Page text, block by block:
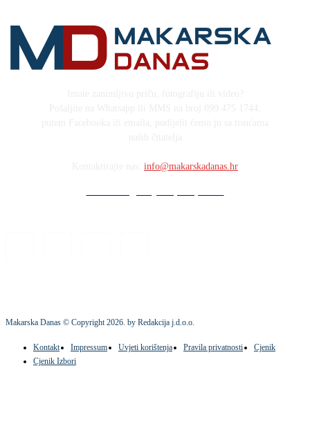
info@makarskadanas.hr
Makarska Danas © Copyright2026. by Redakcija j.d.o.o.
Kontakt Impressum Uvjeti korištenja Pravila privatnosti
Cjenik
Cjenik Izbori